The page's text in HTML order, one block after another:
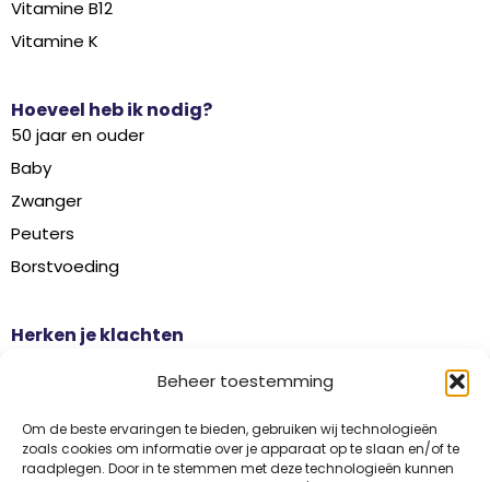
Beheer toestemming
Om de beste ervaringen te bieden, gebruiken wij technologieën
zoals cookies om informatie over je apparaat op te slaan en/of te
raadplegen. Door in te stemmen met deze technologieën kunnen
Vitamine B12
Vitamine K
Hoeveel heb ik nodig?
50 jaar en ouder
Baby
Zwanger
Peuters
Borstvoeding
Herken je klachten
Griep
Haaruitval